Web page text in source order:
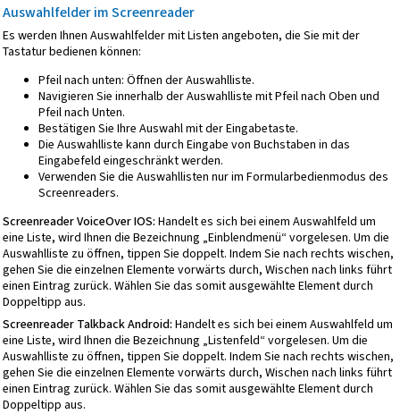
Auswahlfelder im Screenreader
Es werden Ihnen Auswahlfelder mit Listen angeboten, die Sie mit der
Tastatur bedienen können:
Pfeil nach unten: Öffnen der Auswahlliste.
Navigieren Sie innerhalb der Auswahlliste mit Pfeil nach Oben und
Pfeil nach Unten.
Bestätigen Sie Ihre Auswahl mit der Eingabetaste.
Die Auswahlliste kann durch Eingabe von Buchstaben in das
Eingabefeld eingeschränkt werden.
Verwenden Sie die Auswahllisten nur im Formularbedienmodus des
Screenreaders.
Screenreader VoiceOver IOS: Handelt es sich bei einem Auswahlfeld um
eine Liste, wird Ihnen die Bezeichnung „Einblendmenü“ vorgelesen. Um die
Auswahlliste zu öffnen, tippen Sie doppelt. Indem Sie nach rechts wischen,
gehen Sie die einzelnen Elemente vorwärts durch, Wischen nach links führt
einen Eintrag zurück. Wählen Sie das somit ausgewählte Element durch
Doppeltipp aus.
Screenreader Talkback Android: Handelt es sich bei einem Auswahlfeld um
eine Liste, wird Ihnen die Bezeichnung „Listenfeld“ vorgelesen. Um die
Auswahlliste zu öffnen, tippen Sie doppelt. Indem Sie nach rechts wischen,
gehen Sie die einzelnen Elemente vorwärts durch, Wischen nach links führt
einen Eintrag zurück. Wählen Sie das somit ausgewählte Element durch
Doppeltipp aus.